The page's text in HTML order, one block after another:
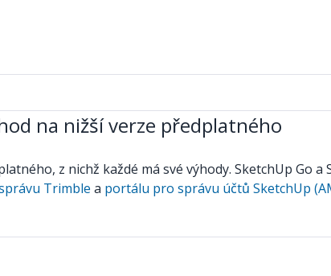
na nižší verze předplatného
z nichž každé má své výhody. SketchUp Go
Trimble a portálu pro správu účtů SketchUp